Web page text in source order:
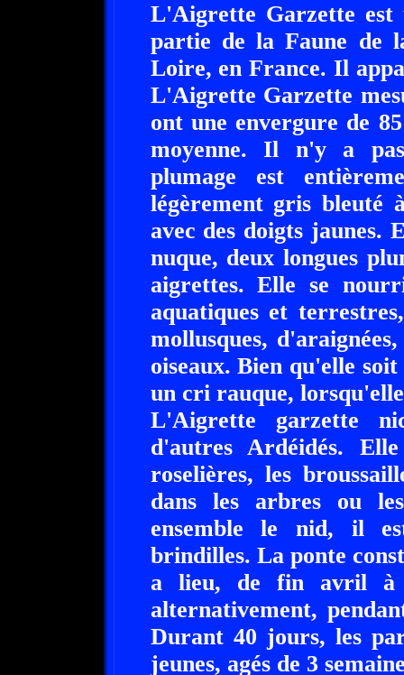
L'Aigrette Garzette est
partie de la Faune de
Loire, en France. Il
L'Aigrette Garzette
ont une envergure de
moyenne. Il n'y a
plumage est
légèrement gris bleuté
avec des doigts jaunes.
nuque, deux longues
aigrettes. Elle se
aquatiques et
mollusques,
oiseaux. Bien qu'elle
un cri rauque,
L'Aigrette garzette
d'autres Ardéidés.
roselières, les
dans les arbres ou
ensemble le nid, il
brindilles. La ponte
a lieu, de fin avril à
alternativement,
Durant 40 jours, les
jeunes, agés de 3